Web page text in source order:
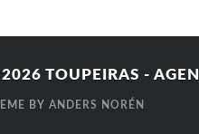
TOUPEIRAS -
BY ANDERS NORÉN